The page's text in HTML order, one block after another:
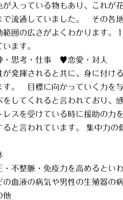
が入っている物もあり、これが
で流通していました。 その各
範囲の広さがよくわかります。
います。
・思考・仕事 ♥恋愛・対人
が発揮されると共に、身に付け
す。 目標に向かっていく力を
をしてくれると言われており
レスを受けている時に援助の力
ると言われています。 集中力の
・不整脈・免疫力を高めるとい
の血液の病気や男性の生殖器の
他